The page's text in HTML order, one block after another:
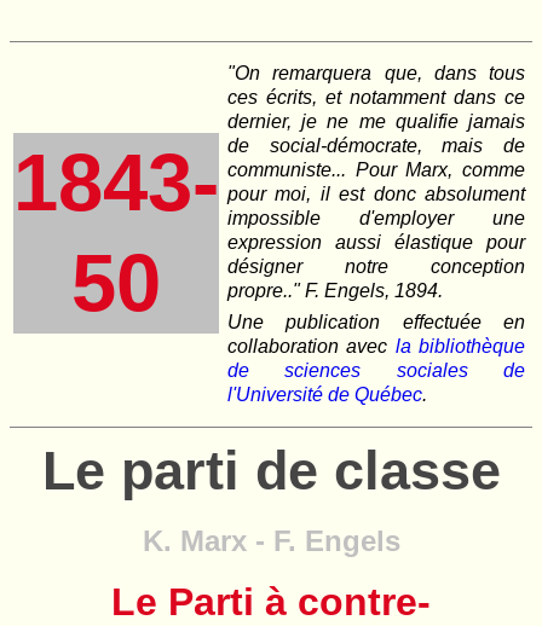
1843-
50
"On remarquera que, dans tous
ces écrits, et notamment dans ce
dernier, je ne me qualifie jamais
de social-démocrate, mais de
communiste... Pour Marx, comme
pour moi, il est donc absolument
impossible d'employer une
expression aussi élastique pour
désigner notre conception
propre.." F. Engels, 1894.
Une publication effectuée en
collaboration avec la bibliothèque
de sciences sociales de
l'Université de Québec.
Le parti de classe
K. Marx - F. Engels
Le Parti à contre-